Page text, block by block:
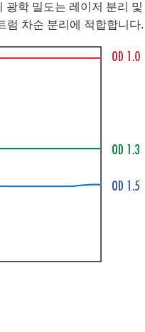
학 밀도는 레이저 분리
럼 차순 분리에 적합합니다.